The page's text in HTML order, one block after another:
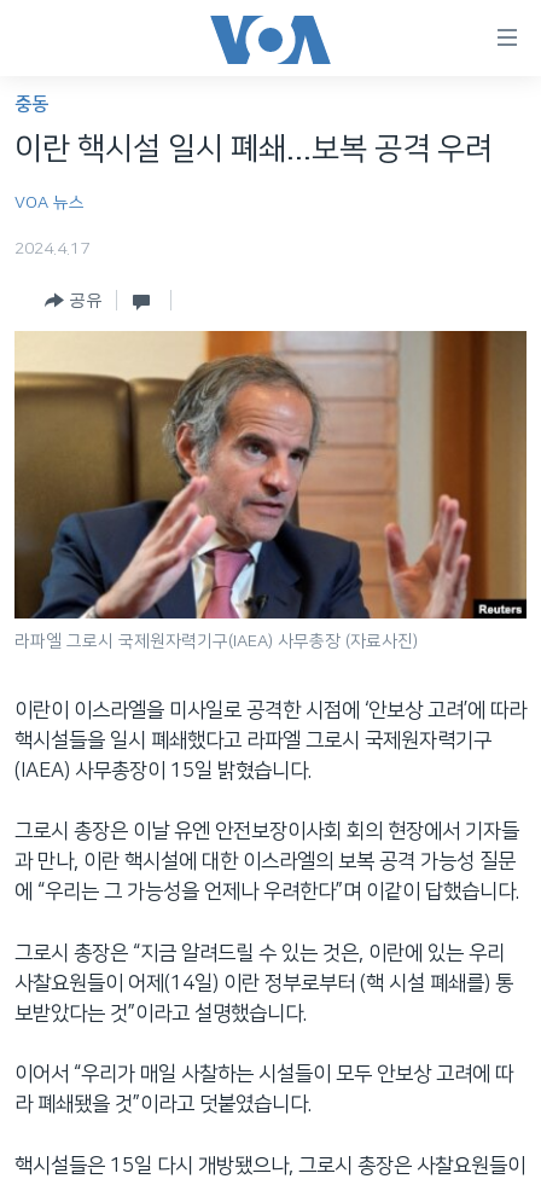
가
능
메
츠
네
게
이
으
로
이
검
색
으
이
등
VOD
라디오
프로그램
중동
이란 핵시설 일시 폐쇄...보복 공격 우려
VOA 뉴스
2024.4.17
공유
라파엘 그로시 국제원자력기구(IAEA) 사무총장 (자료사진)
이란이 이스라엘을 미사일로 공격한 시점에 ‘안보상 고려’에 따라
핵시설들을 일시 폐쇄했다고 라파엘 그로시 국제원자력기구
(IAEA) 사무총장이 15일 밝혔습니다.
그로시 총장은 이날 유엔 안전보장이사회 회의 현장에서 기자들
과 만나, 이란 핵시설에 대한 이스라엘의 보복 공격 가능성 질문
에 “우리는 그 가능성을 언제나 우려한다”며 이같이 답했습니다.
그로시 총장은 “지금 알려드릴 수 있는 것은, 이란에 있는 우리
사찰요원들이 어제(14일) 이란 정부로부터 (핵 시설 폐쇄를) 통
보받았다는 것”이라고 설명했습니다.
이어서 “우리가 매일 사찰하는 시설들이 모두 안보상 고려에 따
라 폐쇄됐을 것”이라고 덧붙였습니다.
핵시설들은 15일 다시 개방됐으나, 그로시 총장은 사찰요원들이